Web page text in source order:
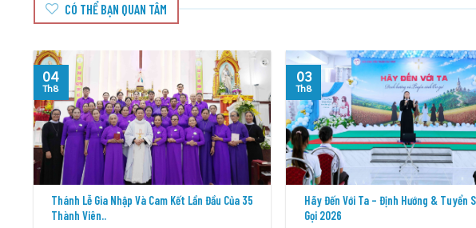
CÓ THỂ BẠN QUAN TÂM
Thánh Lễ Gia Nhập Và Cam Kết Lần Đầu Của 35
Thành Viên..
Hãy Đến Với Ta – Định Hướng & Tuyển Sinh Ơn
Th8